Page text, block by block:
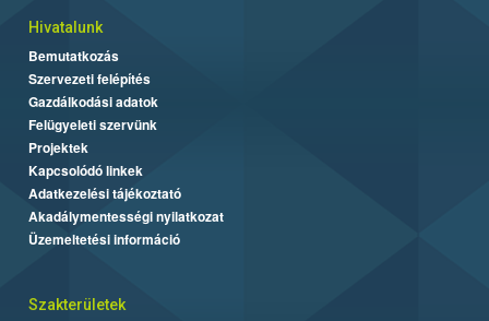
Hivatalunk
Bemutatkozás
Szervezeti felépítés
Gazdálkodási adatok
Felügyeleti szervünk
Projektek
Kapcsolódó linkek
Adatkezelési tájékoztató
Akadálymentességi nyilatkozat
Üzemeltetési információ
Szakterületek